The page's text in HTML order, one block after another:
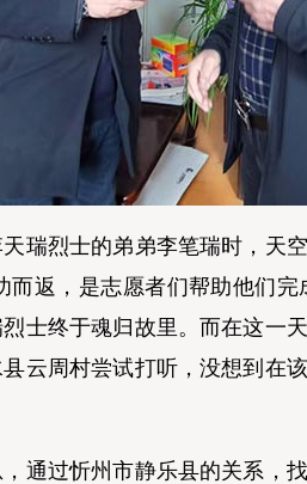
烈士的弟弟李笔瑞时，天
返，是志愿者们帮助他们
士终于魂归故里。而在这一
云周村尝试打听，没想到在
过忻州市静乐县的关系，